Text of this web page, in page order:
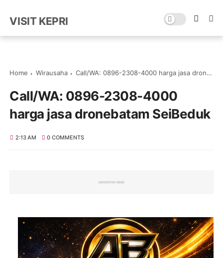
VISIT KEPRI
Home Wirausaha Call/WA: 0896-2308-4000 harga jasa dronebatam SeiBeduk
Call/WA: 0896-2308-4000
harga jasa dronebatam SeiBeduk
2:13 AM 0 COMMENTS